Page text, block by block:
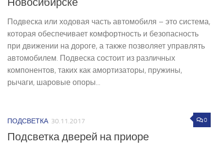
Подвеска или ходовая часть автомобиля – это система,
которая обеспечивает комфортность и безопасность
при движении на дороге, а также позволяет управлять
автомобилем. Подвеска состоит из различных
компонентов, таких как амортизаторы, пружины,
рычаги, шаровые опоры...
0
ПОДСВЕТКА 30.11.2017
Подсветка дверей на приоре